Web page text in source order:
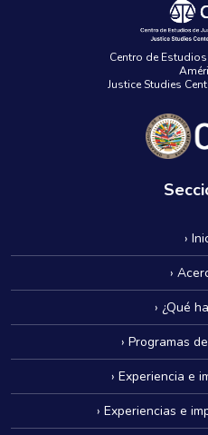
Centro de
Justice Studies
›
›
› ¿Qué
› Programas
› Experiencia e
› Experiencias e